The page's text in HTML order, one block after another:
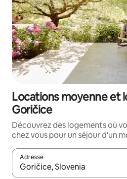
Locations moyenne et
Goričice
Découvrez des logements où
chez vous pour un séjour d'un
Adresse
Lorsque les résultats s'affichent,